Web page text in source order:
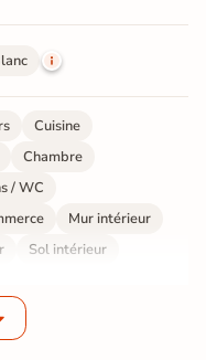
Cuisine
Chambre
/ WC
Mur intérieur
Sol intérieur
émaillé